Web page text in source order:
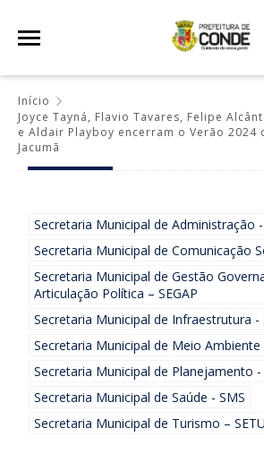
Início
Joyce Tayná, Flavio Tavares, Felipe
e Aldair Playboy encerram o Verão 2024
Jacumã
Secretaria Municipal de Administração -
Secretaria Municipal de Comunicação
Secretaria Municipal de Gestão
Articulação Política – SEGAP
Secretaria Municipal de Infraestrutura -
Secretaria Municipal de Meio Ambiente
Secretaria Municipal de Planejamento -
Secretaria Municipal de Saúde - SMS
Secretaria Municipal de Turismo –